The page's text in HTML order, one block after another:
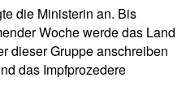
die Ministerin an. Bis
Woche werde das Land
dieser Gruppe anschreiben
das Impfprozedere